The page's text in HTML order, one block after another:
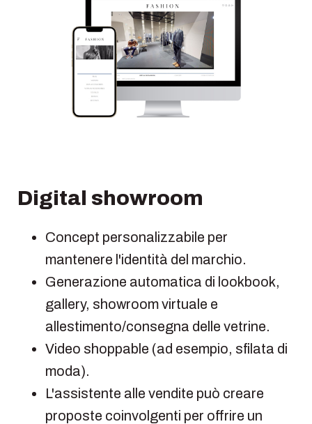
Digital showroom
Concept personalizzabile per
mantenere l'identità del marchio.
Generazione automatica di lookbook,
gallery, showroom virtuale e
allestimento/consegna delle vetrine.
Video shoppable (ad esempio, sfilata di
moda).
L'assistente alle vendite può creare
proposte coinvolgenti per offrire un